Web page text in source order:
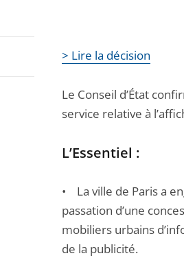
> Lire la décision
Le Conseil d’État
service relative à
L’Essentiel :
• La ville de Paris a
passation d’une
mobiliers urbains
de la publicité.